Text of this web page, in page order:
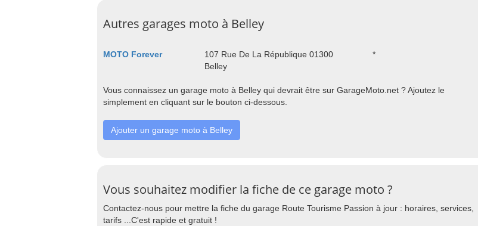
Autres garages moto à Belley
MOTO Forever
107 Rue De La République 01300
Belley
*
Vous connaissez un garage moto à Belley qui devrait être sur GarageMoto.net ? Ajoutez le
simplement en cliquant sur le bouton ci-dessous.
Ajouter un garage moto à Belley
Vous souhaitez modifier la fiche de ce garage moto ?
Contactez-nous pour mettre la fiche du garage Route Tourisme Passion à jour : horaires, services,
tarifs ...C'est rapide et gratuit !